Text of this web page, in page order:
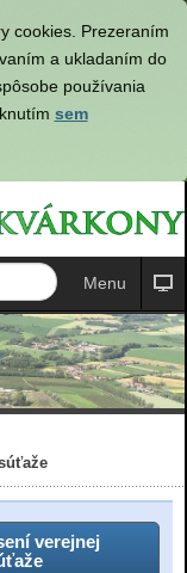
cookies. Prezeraním
a ukladaním do
používania
sem
Menu
verejnej